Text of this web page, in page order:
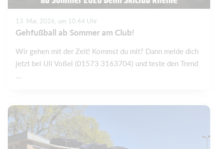
13. Mai. 2026, um 10.44 Uhr
Gehfußball ab Sommer am Club!
Wir gehen mit der Zeit! Kommst du mit? Dann melde dich
jetzt bei Uli Voßel (01573 3163704) und teste den Trend
...